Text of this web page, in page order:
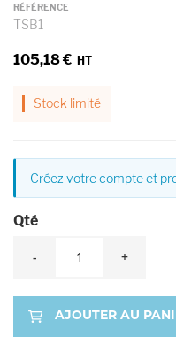
the
gallery
RÉFÉRENCE
TSB1
105,18 €
Stock limité
Créez votre compte et
Qté
- +
AJOUTER AU